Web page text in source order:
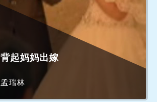
背起妈妈出嫁
孟瑞林